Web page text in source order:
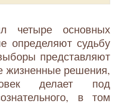
четыре основных
определяют судьбу
представляют
жизненные решения,
делает под
в том